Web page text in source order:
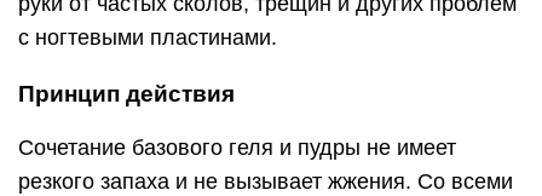
с ногтевыми пластинами.
Принцип действия
Сочетание базового геля и пудры не имеет
резкого запаха и не вызывает жжения. Со всеми